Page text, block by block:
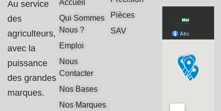
Au service
des
agriculteurs,
avec la
puissance
des grandes
marques.
Accueil
Qui Sommes
Nous ?
Emploi
Nous
Contacter
Nos Bases
Nos Marques
Pièces
SAV